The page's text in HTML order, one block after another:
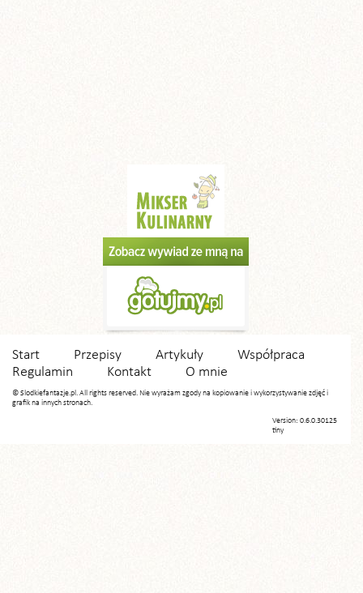
Start Przepisy Artykuły
Współpraca
Regulamin
Kontakt O mnie
© Slodkiefantazje.pl. All rights reserved. Nie wyrażam zgody na kopiowanie i wykorzystywanie zdjęć i
grafik na innych stronach.
Version: 0.6.0.30125
tiny